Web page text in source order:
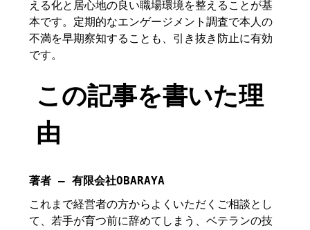
える化と居心地の良い職場環境を整えることが基
本です。定期的なエンゲージメント調査で本人の
不満を早期察知することも、引き抜き防止に有効
です。
この記事を書いた理
由
著者 – 有限会社OBARAYA
これまで経営者の方からよくいただくご相談とし
て、若手が育つ前に辞めてしまう、ベテランの技